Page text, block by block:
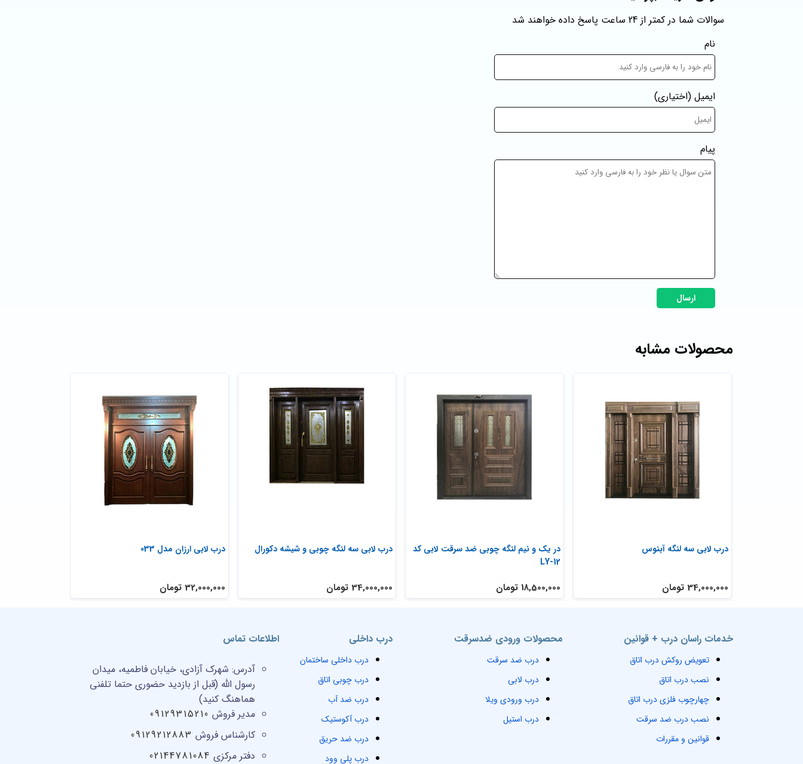
سوالات شما در کمتر از 24 ساعت پاسخ داده خواهند شد
نام
ایمیل (اختیاری)
پیام
ارسال
محصولات مشابه
درب لابی ارزان مدل 033
32,000,000 تومان
درب لابی سه لنگه چوبی و شیشه دکورال
34,000,000 تومان
در یک و نیم لنگه چوبی ضد سرقت لابی کد
LY-12
18,500,000 تومان
درب لابی سه لنگه آبنوس
34,000,000 تومان
خدمات راسان درب + قوانین
تعویض روکش درب اتاق
نصب درب اتاق
چهارچوب فلزی درب اتاق
نصب درب ضد سرقت
قوانین و مقررات
محصولات ورودی ضدسرقت
درب ضد سرقت
درب لابی
درب ورودی ویلا
درب استیل
درب داخلی
درب داخلی ساختمان
درب چوبی اتاق
درب ضد آب
درب آکوستیک
درب ضد حریق
درب پلی وود
اطلاعات تماس
آدرس: شهرک آزادی، خیابان فاطمیه، میدان
رسول الله (قبل از بازدید حضوری حتما تلفنی
هماهنگ کنید)
مدیر فروش 09129315210
کارشناس فروش 09129212883
دفتر مرکزی 02144781084